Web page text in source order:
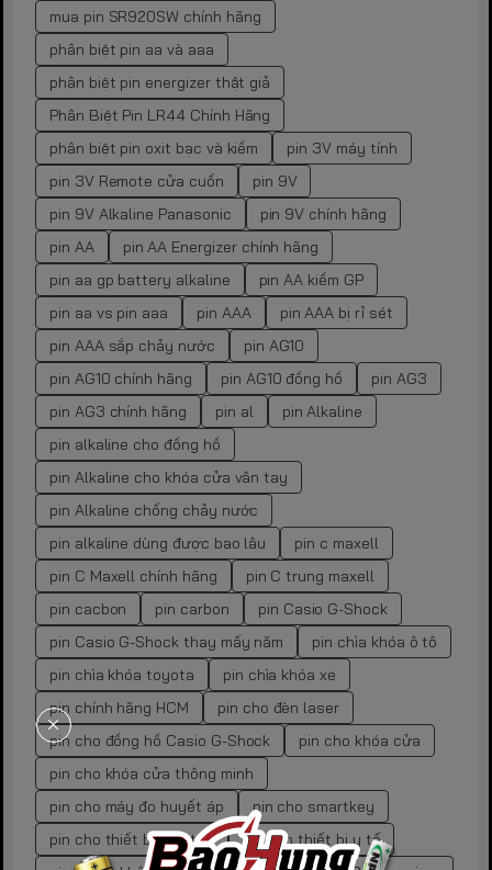
mua pin SR920SW chính hãng
phân biệt pin aa và aaa
phân biệt pin energizer thật giả
Phân Biệt Pin LR44 Chính Hãng
phân biệt pin oxit bạc và kiềm
pin 3V máy tính
pin 3V Remote cửa cuốn
pin 9V
pin 9V Alkaline Panasonic
pin 9V chính hãng
pin AA
pin AA Energizer chính hãng
pin aa gp battery alkaline
pin AA kiềm GP
pin aa vs pin aaa
pin AAA
pin AAA bị rỉ sét
pin AAA sắp chảy nước
pin AG10
pin AG10 chính hãng
pin AG10 đồng hồ
pin AG3
pin AG3 chính hãng
pin al
pin Alkaline
pin alkaline cho đồng hồ
pin Alkaline cho khóa cửa vân tay
pin Alkaline chống chảy nước
pin alkaline dùng được bao lâu
pin c maxell
pin C Maxell chính hãng
pin C trung maxell
pin cacbon
pin carbon
pin Casio G-Shock
pin Casio G-Shock thay mấy năm
pin chìa khóa ô tô
pin chìa khóa toyota
pin chìa khóa xe
pin chính hãng HCM
pin cho đèn laser
pin cho đồng hồ Casio G-Shock
pin cho khóa cửa
pin cho khóa cửa thông minh
pin cho máy đo huyết áp
pin cho smartkey
pin cho thiết bị đeo tay
pin cho thiết bị y tế